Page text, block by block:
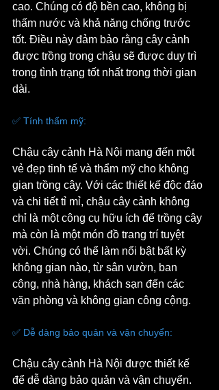
cao. Chúng có độ bền cao, không bị
thấm nước và khả năng chống trước
tốt. Điều này đảm bảo rằng cây cảnh
được trồng trong chậu sẽ được duy trì
trong tình trạng tốt nhất trong thời gian
dài.
✅ Tính thẩm mỹ:
Chậu cây cảnh Hà Nội mang đến một
vẻ đẹp tinh tế và thẩm mỹ cho không
gian trồng cây. Với các thiết kế độc đáo
và chi tiết tỉ mỉ, chậu cây cảnh không
chỉ là một công cụ hữu ích để trồng cây
mà còn là một món đồ trang trí tuyệt
vời. Chúng có thể làm nổi bật bất kỳ
không gian nào, từ sân vườn, ban
công, nhà hàng, khách sạn đến các
văn phòng và không gian công cộng.
✅ Dễ dàng bảo quản và vận chuyển:
Chậu cây cảnh Hà Nội được thiết kế
để dễ dàng bảo quản và vận chuyển.